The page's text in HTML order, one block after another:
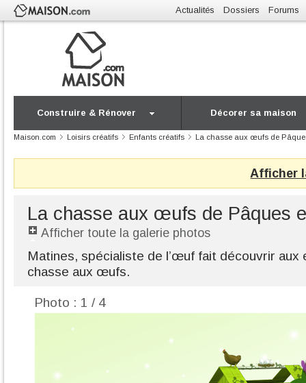
Actualités Dossiers Forums
Construire & Rénover Décorer sa maison
Maison.com Loisirs créatifs Enfants créatifs La chasse aux œufs de
Afficher
La chasse aux œufs de Pâques
Afficher toute la galerie photos
Matines, spécialiste de l’œuf fait découvrir aux
chasse aux œufs.
Photo : 1 / 4